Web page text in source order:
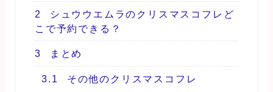
2
シュウウエムラのクリスマスコフレど
こで予約できる？
3 まとめ
3.1 その他のクリスマスコフレ